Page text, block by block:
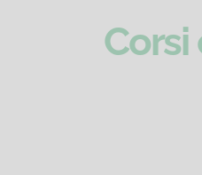
Corsi